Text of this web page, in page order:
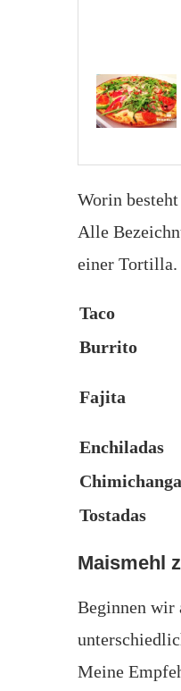
Worin
Alle
einer Tortilla.
Taco
Burrito
Fajita
Enchiladas
Tostadas
Maismehl
Beginnen wir
Meine